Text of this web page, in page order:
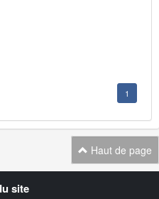
1
Haut de page
site